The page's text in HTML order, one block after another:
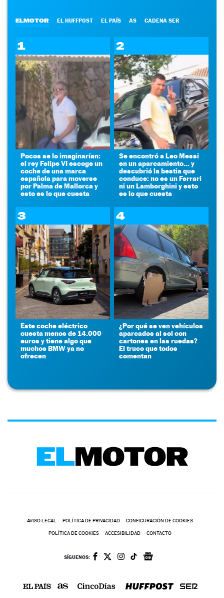
ELMOTOR EL HUFFPOST EL PAÍS AS CADENA SER
1
Pocos se lo imaginarían:
el rey Felipe VI escoge un
coche de una marca
española para moverse
por Palma de Mallorca y
esto es lo que cuesta
2
Se encontró a Leo Messi
en un aparcamiento... y
descubrió la bestia que
conduce: no es un Ferrari
ni un Lamborghini y esto
es lo que cuesta
3
Este coche eléctrico
cuesta menos de 14.000
euros y tiene algo que
muchos BMW ya no
ofrecen
4
¿Por qué se ven vehículos
aparcados al sol con
cartones en las ruedas?
El truco que todos
comentan
AVISO LEGAL POLÍTICA DE PRIVACIDAD CONFIGURACIÓN DE COOKIES
POLÍTICA DE COOKIES ACCESIBILIDAD CONTACTO
SÍGUENOS: